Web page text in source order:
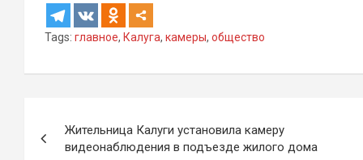
Tags: главное, Калуга, камеры, общество
по
Жительница Калуги установила камеру
видеонаблюдения в подъезде жилого дома